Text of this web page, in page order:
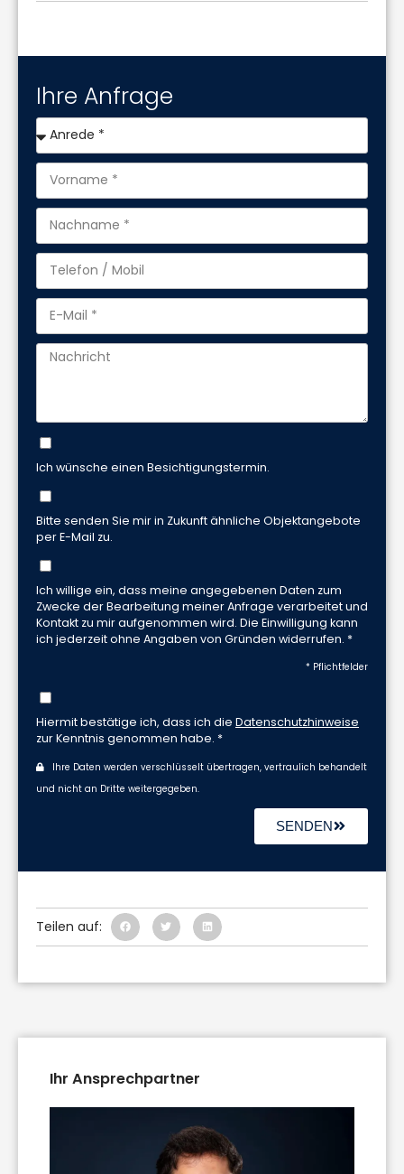
Ihre Anfrage
Ich wünsche einen Besichtigungstermin.
Bitte senden Sie mir in Zukunft ähnliche Objektangebote
per E-Mail zu.
Ich willige ein, dass meine angegebenen Daten zum
Zwecke der Bearbeitung meiner Anfrage verarbeitet und
Kontakt zu mir aufgenommen wird. Die Einwilligung kann
ich jederzeit ohne Angaben von Gründen widerrufen. *
* Pflichtfelder
Hiermit bestätige ich, dass ich die Datenschutzhinweise
zur Kenntnis genommen habe. *
Ihre Daten werden verschlüsselt übertragen, vertraulich behandelt
und nicht an Dritte weitergegeben.
SENDEN
Teilen auf:
Ihr Ansprechpartner